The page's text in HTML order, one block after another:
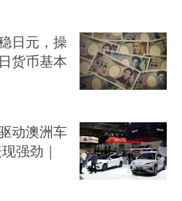
日元，操
货币基本
动澳洲车
强劲｜